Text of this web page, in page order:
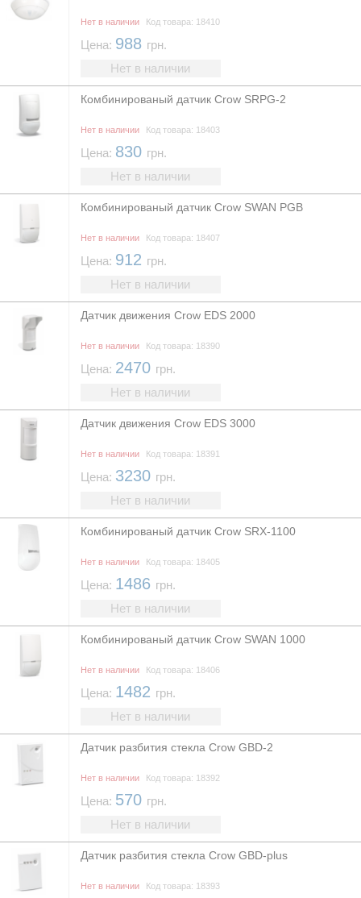
Нет в наличии Код товара: 18410
Цена: 988 грн.
Нет в наличии
Комбинированый датчик Crow SRPG-2
Нет в наличии Код товара: 18403
Цена: 830 грн.
Нет в наличии
Комбинированый датчик Crow SWAN PGB
Нет в наличии Код товара: 18407
Цена: 912 грн.
Нет в наличии
Датчик движения Crow EDS 2000
Нет в наличии Код товара: 18390
Цена: 2470 грн.
Нет в наличии
Датчик движения Crow EDS 3000
Нет в наличии Код товара: 18391
Цена: 3230 грн.
Нет в наличии
Комбинированый датчик Crow SRX-1100
Нет в наличии Код товара: 18405
Цена: 1486 грн.
Нет в наличии
Комбинированый датчик Crow SWAN 1000
Нет в наличии Код товара: 18406
Цена: 1482 грн.
Нет в наличии
Датчик разбития стекла Crow GBD-2
Нет в наличии Код товара: 18392
Цена: 570 грн.
Нет в наличии
Датчик разбития стекла Crow GBD-plus
Нет в наличии Код товара: 18393